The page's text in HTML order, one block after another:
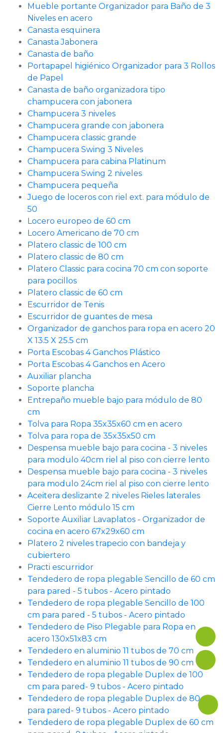
Mueble portante Organizador para Baño de 3
Niveles en acero
Canasta esquinera
Canasta Jabonera
Canasta de baño
Portapapel higiénico Organizador para 3 Rollos
de Papel
Canasta de baño organizadora tipo
champucera con jabonera
Champucera 3 niveles
Champucera grande con jabonera
Champucera classic grande
Champucera Swing 3 Niveles
Champucera para cabina Platinum
Champucera Swing 2 niveles
Champucera pequeña
Juego de loceros con riel ext. para módulo de
50
Locero europeo de 60 cm
Locero Americano de 70 cm
Platero classic de 100 cm
Platero classic de 80 cm
Platero Classic para cocina 70 cm con soporte
para pocillos
Platero classic de 60 cm
Escurridor de Tenis
Escurridor de guantes de mesa
Organizador de ganchos para ropa en acero 20
X 13.5 X 25.5 cm
Porta Escobas 4 Ganchos Plástico
Porta Escobas 4 Ganchos en Acero
Auxiliar plancha
Soporte plancha
Entrepaño mueble bajo para módulo de 80
cm
Tolva para Ropa 35x35x60 cm en acero
Tolva para ropa de 35x35x50 cm
Despensa mueble bajo para cocina - 3 niveles
para modulo 40cm riel al piso con cierre lento
Despensa mueble bajo para cocina - 3 niveles
para modulo 24cm riel al piso con cierre lento
Aceitera deslizante 2 niveles Rieles laterales
Cierre Lento módulo 15 cm
Soporte Auxiliar Lavaplatos - Organizador de
cocina en acero 67x29x60 cm
Platero 2 niveles trapecio con bandeja y
cubiertero
Practi escurridor
Tendedero de ropa plegable Sencillo de 60 cm
para pared - 5 tubos - Acero pintado
Tendedero de ropa plegable Sencillo de 100
cm para pared - 5 tubos - Acero pintado
Tendedero de Piso Plegable para Ropa en
acero 130x51x83 cm
Tendedero en aluminio 11 tubos de 70 cm
Tendedero en aluminio 11 tubos de 90 cm
Tendedero de ropa plegable Duplex de 100
cm para pared- 9 tubos - Acero pintado
Tendedero de ropa plegable Duplex de 80 cm
para pared- 9 tubos - Acero pintado
Tendedero de ropa plegable Duplex de 60 cm